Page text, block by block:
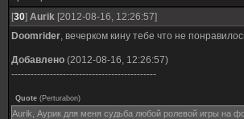
[30] Aurik [2012-08-16, 12:26:57]
Doomrider, вечерком кину тебе что не
Добавлено (2012-08-16, 12:26:57)
---------------------------------------------
Quote (Perturabon)
Aurik, Аурик для меня судьба любой ролевой игры на